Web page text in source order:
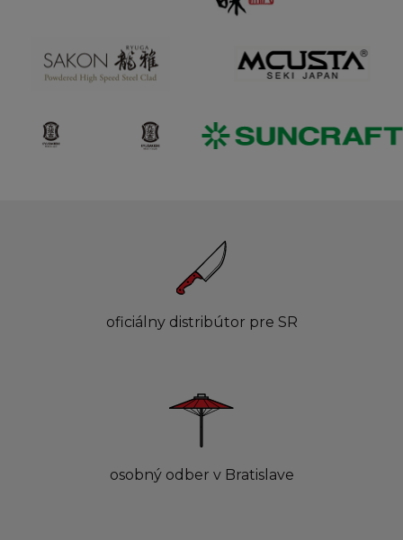
oficiálny distribútor pre SR
osobný odber v Bratislave